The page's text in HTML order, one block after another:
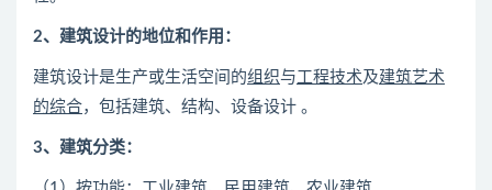
2、建筑设计的地位和作用：
建筑设计是生产或生活空间的组织与 工程技术及建筑艺术
的综合，包括建筑、结构、设备设计 。
3、建筑分类：